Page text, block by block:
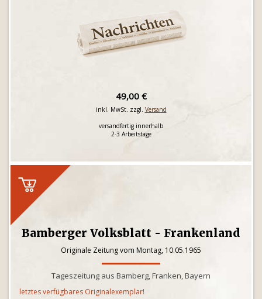
49,00 €
inkl. MwSt. zzgl. Versand
versandfertig innerhalb
2-3 Arbeitstage
Bamberger Volksblatt - Frankenland
Originale Zeitung vom Montag, 10.05.1965
Tageszeitung aus Bamberg, Franken, Bayern
letztes verfügbares Originalexemplar!